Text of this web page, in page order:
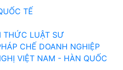
TẾ
THỨC LUẬT SƯ
CHẾ DOANH NGHIỆP
VIỆT NAM - HÀN QUỐC